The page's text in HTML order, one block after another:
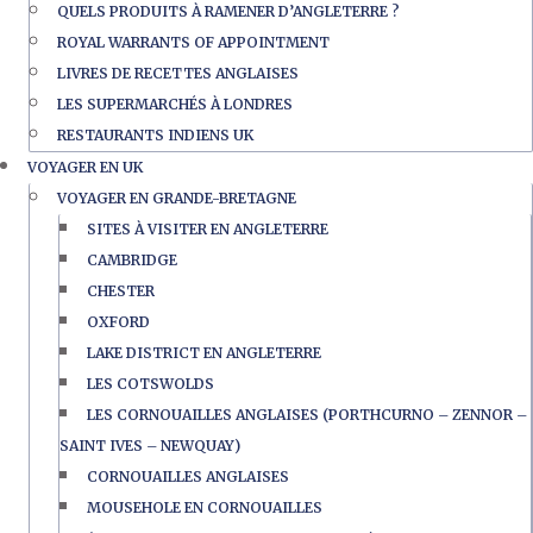
QUELS PRODUITS À RAMENER D’ANGLETERRE ?
ROYAL WARRANTS OF APPOINTMENT
LIVRES DE RECETTES ANGLAISES
LES SUPERMARCHÉS À LONDRES
RESTAURANTS INDIENS UK
VOYAGER EN UK
VOYAGER EN GRANDE-BRETAGNE
SITES À VISITER EN ANGLETERRE
CAMBRIDGE
CHESTER
OXFORD
LAKE DISTRICT EN ANGLETERRE
LES COTSWOLDS
LES CORNOUAILLES ANGLAISES (PORTHCURNO – ZENNOR –
SAINT IVES – NEWQUAY)
CORNOUAILLES ANGLAISES
MOUSEHOLE EN CORNOUAILLES